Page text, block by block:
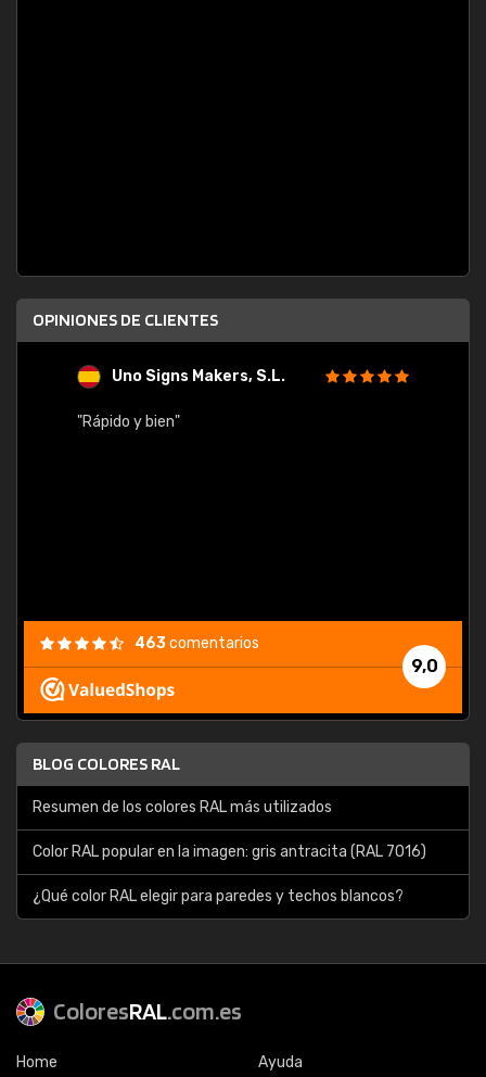
OPINIONES DE CLIENTES
Uno Signs Makers, S.L.
"Rápido y bien"
9,0
463comentarios
BLOG COLORES RAL
Resumen de los colores RAL más utilizados
Color RAL popular en la imagen: gris antracita (RAL 7016)
¿Qué color RAL elegir para paredes y techos blancos?
ColoresRAL.com.es
Home Ayuda